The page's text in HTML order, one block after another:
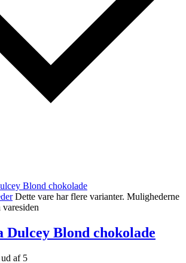
Dette vare har flere varianter. Mulighederne
Dulcey Blond chokolade
ud af 5